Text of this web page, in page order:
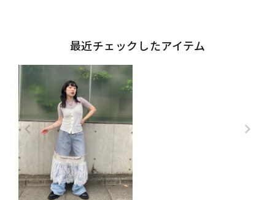
最近チェックしたアイテム